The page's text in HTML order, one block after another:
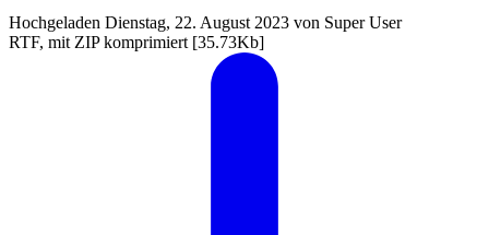
Hochgeladen Dienstag, 22. August 2023 von Super User
RTF, mit ZIP komprimiert [35.73Kb]